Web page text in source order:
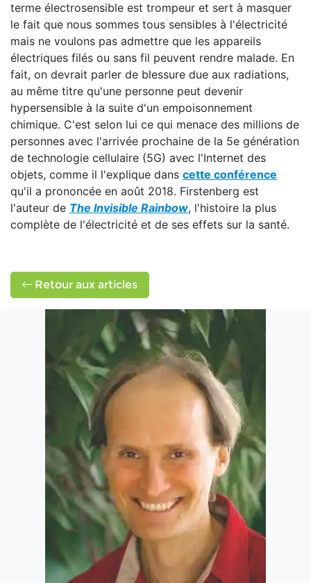
terme électrosensible est trompeur et sert à masquer
le fait que nous sommes tous sensibles à l'électricité
mais ne voulons pas admettre que les appareils
électriques filés ou sans fil peuvent rendre malade. En
fait, on devrait parler de blessure due aux radiations,
au même titre qu'une personne peut devenir
hypersensible à la suite d'un empoisonnement
chimique. C'est selon lui ce qui menace des millions de
personnes avec l'arrivée prochaine de la 5e génération
de technologie cellulaire (5G) avec l'Internet des
objets, comme il l'explique dans cette conférence
qu'il a prononcée en août 2018. Firstenberg est
l'auteur de The Invisible Rainbow, l'histoire la plus
complète de l'électricité et de ses effets sur la santé.
Retour aux articles